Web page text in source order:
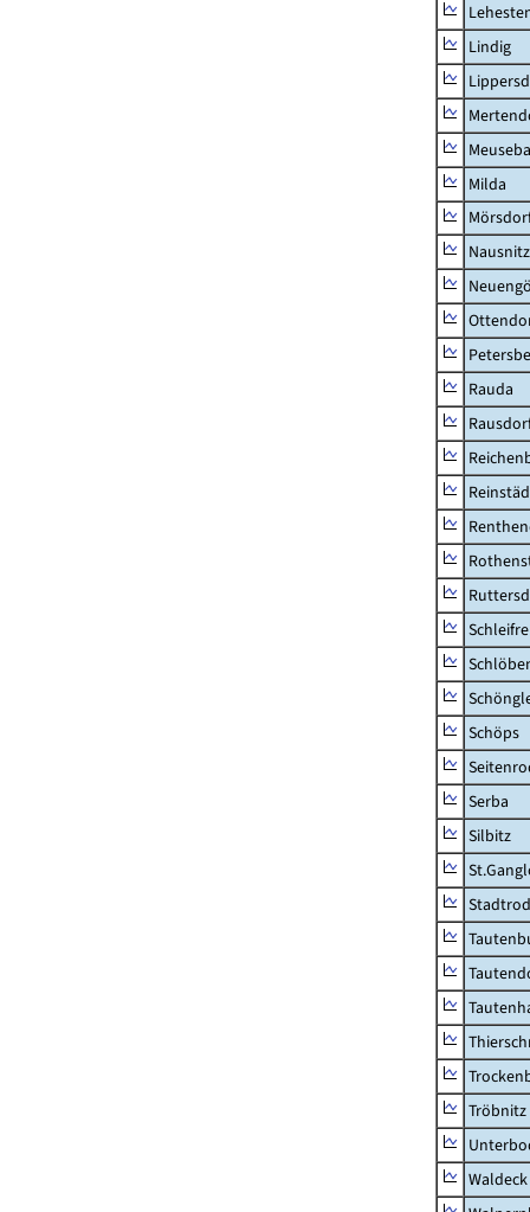
Lindig
Milda
Nausnitz
Rauda
Schöps
Serba
Silbitz
Tröbnitz
Waldeck